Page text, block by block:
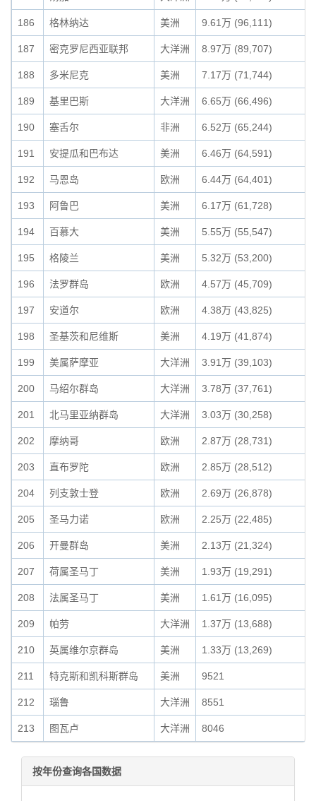
186 格林纳达 美洲 9.61万 (96,111)
187 密克罗尼西亚联邦 大洋洲 8.97万 (89,707)
188 多米尼克 美洲 7.17万 (71,744)
189 基里巴斯 大洋洲 6.65万 (66,496)
190 塞舌尔 非洲 6.52万 (65,244)
191 安提瓜和巴布达 美洲 6.46万 (64,591)
192 马恩岛 欧洲 6.44万 (64,401)
193 阿鲁巴 美洲 6.17万 (61,728)
194 百慕大 美洲 5.55万 (55,547)
195 格陵兰 美洲 5.32万 (53,200)
196 法罗群岛 欧洲 4.57万 (45,709)
197 安道尔 欧洲 4.38万 (43,825)
198 圣基茨和尼维斯 美洲 4.19万 (41,874)
199 美属萨摩亚 大洋洲 3.91万 (39,103)
200 马绍尔群岛 大洋洲 3.78万 (37,761)
201 北马里亚纳群岛 大洋洲 3.03万 (30,258)
202 摩纳哥 欧洲 2.87万 (28,731)
203 直布罗陀 欧洲 2.85万 (28,512)
204 列支敦士登 欧洲 2.69万 (26,878)
205 圣马力诺 欧洲 2.25万 (22,485)
206 开曼群岛 美洲 2.13万 (21,324)
207 荷属圣马丁 美洲 1.93万 (19,291)
208 法属圣马丁 美洲 1.61万 (16,095)
209 帕劳 大洋洲 1.37万 (13,688)
210 英属维尔京群岛 美洲 1.33万 (13,269)
211 特克斯和凯科斯群岛 美洲 9521
212 瑙鲁 大洋洲 8551
213 图瓦卢 大洋洲 8046
按年份查询各国数据